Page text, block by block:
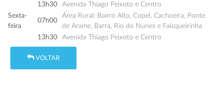
13h30
Avenida Thiago Peixoto e Centro
Sexta-
feira
07h00
Área Rural: Bairro Alto, Copel, Cachoeira, Ponte
de Arame, Barra, Rio do Nunes e Faisqueirinha
13h30
Avenida Thiago Peixoto e Centro
VOLTAR